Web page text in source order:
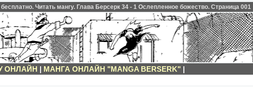
Читать мангу. Глава Берсерк 34 - 1 Ослепленное божество. Страница 001
ОНЛАЙН | МАНГА ОНЛАЙН "MANGA BERSERK" |